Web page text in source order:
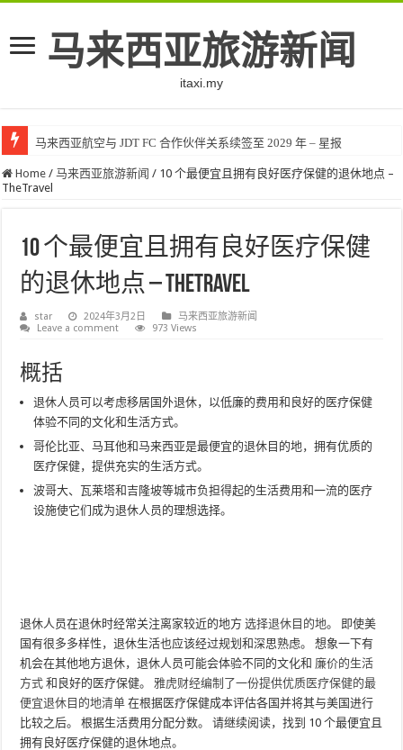
马来西亚旅游新闻
itaxi.my
马来西亚航空与 JDT FC 合作伙伴关系续签至 2029 年 – 星报
马来西亚开始筛查 5000 名计划返回缅甸的难民
Home / 马来西亚旅游新闻 / 10 个最便宜且拥有良好医疗保健的退休地点 –
TheTravel
10 个最便宜且拥有良好医疗保健
的退休地点 – TheTravel
star 2024年3月2日
马来西亚旅游新闻
Leave a comment
973 Views
概括
退休人员可以考虑移居国外退休，以低廉的费用和良好的医疗保健
体验不同的文化和生活方式。
哥伦比亚、马耳他和马来西亚是最便宜的退休目的地，拥有优质的
医疗保健，提供充实的生活方式。
波哥大、瓦莱塔和吉隆坡等城市负担得起的生活费用和一流的医疗
设施使它们成为退休人员的理想选择。
退休人员在退休时经常关注离家较近的地方选择退休目的地。 即使美
国有很多多样性，退休生活也应该经过规划和深思熟虑。 想象一下有
机会在其他地方退休，退休人员可能会体验不同的文化和 廉价的生活
方式 和良好的医疗保健。雅虎财经编制了一份提供优质医疗保健的最
便宜退休目的地清单 在根据医疗保健成本评估各国并将其与美国进行
比较之后。 根据生活费用分配分数。 请继续阅读，找到 10 个最便宜且
拥有良好医疗保健的退休地点。